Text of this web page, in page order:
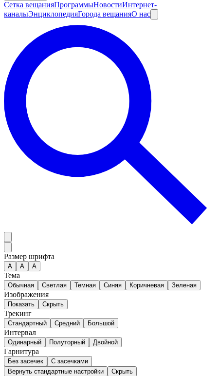
Сетка вещанияПрограммыНовостиИнтернет-
каналыЭнциклопедияГорода вещанияО нас
Размер шрифта
А A A
Тема
Обычная Светлая Темная Синяя Коричневая Зеленая
Изображения
Показать Скрыть
Трекинг
Стандартный Средний Большой
Интервал
Одинарный Полуторный Двойной
Гарнитура
Без засечек
С засечками
Вернуть стандартные настройки
Скрыть